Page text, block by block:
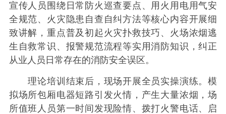
宣传人员围绕日常防火巡查要点、用火用电用气安
全规范、火灾隐患自查自纠方法等核心内容开展细
致讲解，重点普及初起火灾扑救技巧、火场浓烟逃
生自救常识、报警规范流程等实用消防知识，纠正
从业人员日常存在的消防安全误区。
理论培训结束后，现场开展全员实操演练。模
拟场所包厢电器短路引发火情，产生大量浓烟，场
所值班人员第一时间发现险情、拨打火警电话、启